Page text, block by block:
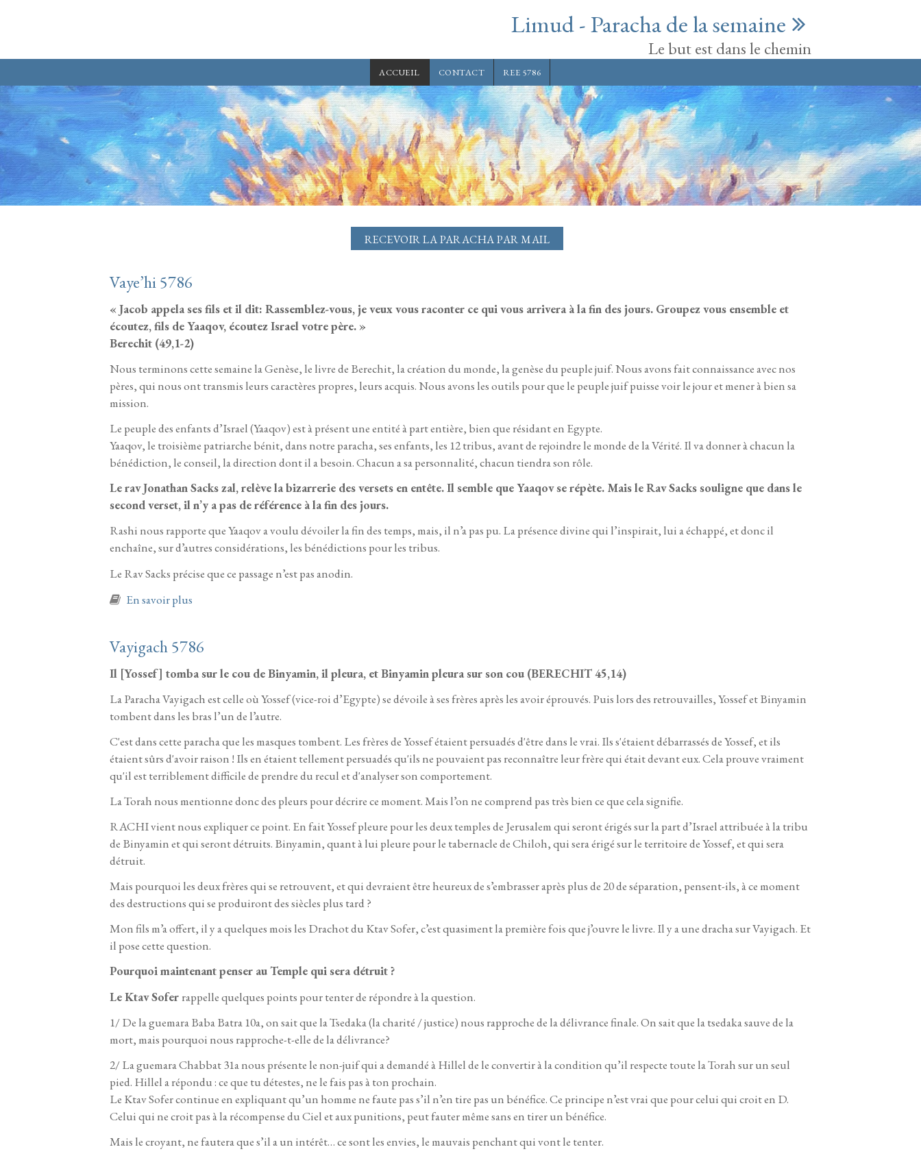
Limud - Paracha de la semaine
Le but est dans le chemin
ACCUEIL CONTACT REE 5786
RECEVOIR LA PARACHA PAR MAIL
Vaye’hi 5786
« Jacob appela ses fils et il dit: Rassemblez-vous, je veux vous raconter ce qui vous arrivera à la fin des jours. Groupez vous ensemble et
écoutez, fils de Yaaqov, écoutez Israel votre père. »
Berechit (49,1-2)
Nous terminons cette semaine la Genèse, le livre de Berechit, la création du monde, la genèse du peuple juif. Nous avons fait connaissance avec nos
pères, qui nous ont transmis leurs caractères propres, leurs acquis. Nous avons les outils pour que le peuple juif puisse voir le jour et mener à bien sa
mission.
Le peuple des enfants d’Israel (Yaaqov) est à présent une entité à part entière, bien que résidant en Egypte.
Yaaqov, le troisième patriarche bénit, dans notre paracha, ses enfants, les 12 tribus, avant de rejoindre le monde de la Vérité. Il va donner à chacun la
bénédiction, le conseil, la direction dont il a besoin. Chacun a sa personnalité, chacun tiendra son rôle.
Le rav Jonathan Sacks zal, relève la bizarrerie des versets en entête. Il semble que Yaaqov se répète. Mais le Rav Sacks souligne que dans le
second verset, il n’y a pas de référence à la fin des jours.
Rashi nous rapporte que Yaaqov a voulu dévoiler la fin des temps, mais, il n’a pas pu. La présence divine qui l’inspirait, lui a échappé, et donc il
enchaîne, sur d’autres considérations, les bénédictions pour les tribus.
Le Rav Sacks précise que ce passage n’est pas anodin.
En savoir plus
Vayigach 5786
Il [Yossef] tomba sur le cou de Binyamin, il pleura, et Binyamin pleura sur son cou (BERECHIT 45,14)
La Paracha Vayigach est celle où Yossef (vice-roi d’Egypte) se dévoile à ses frères après les avoir éprouvés. Puis lors des retrouvailles, Yossef et Binyamin
tombent dans les bras l’un de l’autre.
C'est dans cette paracha que les masques tombent. Les frères de Yossef étaient persuadés d'être dans le vrai. Ils s'étaient débarrassés de Yossef, et ils
étaient sûrs d'avoir raison ! Ils en étaient tellement persuadés qu'ils ne pouvaient pas reconnaître leur frère qui était devant eux. Cela prouve vraiment
qu'il est terriblement difficile de prendre du recul et d'analyser son comportement.
La Torah nous mentionne donc des pleurs pour décrire ce moment. Mais l’on ne comprend pas très bien ce que cela signifie.
RACHI vient nous expliquer ce point. En fait Yossef pleure pour les deux temples de Jerusalem qui seront érigés sur la part d’Israel attribuée à la tribu
de Binyamin et qui seront détruits. Binyamin, quant à lui pleure pour le tabernacle de Chiloh, qui sera érigé sur le territoire de Yossef, et qui sera
détruit.
Mais pourquoi les deux frères qui se retrouvent, et qui devraient être heureux de s’embrasser après plus de 20 de séparation, pensent-ils, à ce moment
des destructions qui se produiront des siècles plus tard ?
Mon fils m’a offert, il y a quelques mois les Drachot du Ktav Sofer, c’est quasiment la première fois que j’ouvre le livre. Il y a une dracha sur Vayigach. Et
il pose cette question.
Pourquoi maintenant penser au Temple qui sera détruit ?
Le Ktav Sofer rappelle quelques points pour tenter de répondre à la question.
1/ De la guemara Baba Batra 10a, on sait que la Tsedaka (la charité / justice) nous rapproche de la délivrance finale. On sait que la tsedaka sauve de la
mort, mais pourquoi nous rapproche-t-elle de la délivrance?
2/ La guemara Chabbat 31a nous présente le non-juif qui a demandé à Hillel de le convertir à la condition qu’il respecte toute la Torah sur un seul
pied. Hillel a répondu : ce que tu détestes, ne le fais pas à ton prochain.
Le Ktav Sofer continue en expliquant qu’un homme ne faute pas s’il n’en tire pas un bénéfice. Ce principe n’est vrai que pour celui qui croit en D.
Celui qui ne croit pas à la récompense du Ciel et aux punitions, peut fauter même sans en tirer un bénéfice.
Mais le croyant, ne fautera que s’il a un intérêt… ce sont les envies, le mauvais penchant qui vont le tenter.